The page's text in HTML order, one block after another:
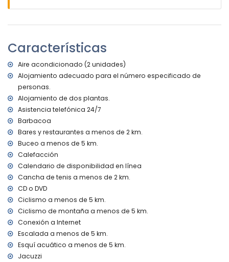
la villa)
de 5 kilómetros de la villa)
parque más cercano a menos de 5 kilómetros de la villa
aeropuerto más cercano: Alicante (a menos de 100
kilómetros de la villa)
segundo aeropuerto más cercano: Valencia (> 100
kilómetros)
se admiten mascotas
El alojamiento es muy adecuado para familias con niños
Instalaciones y servicios incluidos en el precio del alquiler
de la villa
internet (fibra óptica)
ropa de cama y toallas
servicio de recepción y servicio de emergencia 24 horas
calefacción central y con aire acondicionado
jacuzzi exterior
Lugares de interés y cultura en Jávea, Costa Blanca
museo, iglesia, ruina, monumento, edificio arquitectónico y
lugar histórico (a menos de 10 kilómetros del alojamiento)
Deportes
Características
Aire acondicionado (2 unidades)
Alojamiento adecuado para el número especificado de
personas.
Alojamiento de dos plantas.
Asistencia telefónica 24/7
Barbacoa
Bares y restaurantes a menos de 2 km.
Buceo a menos de 5 km.
Calefacción
Calendario de disponibilidad en línea
Cancha de tenis a menos de 2 km.
CD o DVD
Ciclismo a menos de 5 km.
Ciclismo de montaña a menos de 5 km.
Conexión a Internet
Escalada a menos de 5 km.
Esquí acuático a menos de 5 km.
Jacuzzi